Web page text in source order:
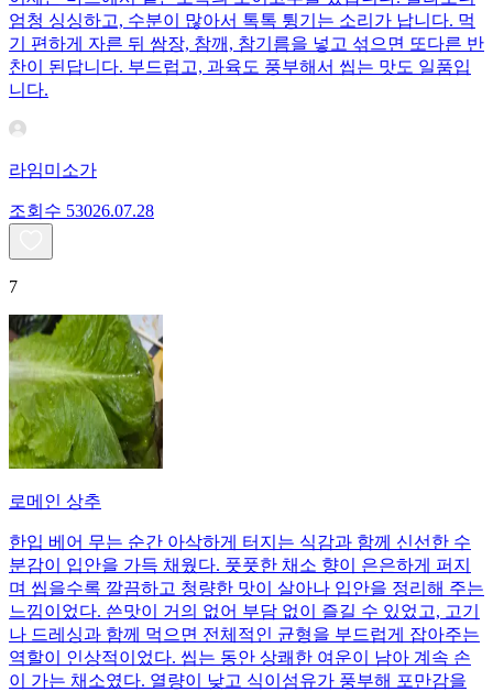
엄청 싱싱하고, 수분이 많아서 톡톡 튕기는 소리가 납니다. 먹
기 편하게 자른 뒤 쌈장, 참깨, 참기름을 넣고 섞으면 또다른 반
찬이 된답니다. 부드럽고, 과육도 풍부해서 씹는 맛도 일품입
니다.
라임미소가
조회수 53026.07.28
7
로메인 상추
한입 베어 무는 순간 아삭하게 터지는 식감과 함께 신선한 수
분감이 입안을 가득 채웠다. 풋풋한 채소 향이 은은하게 퍼지
며 씹을수록 깔끔하고 청량한 맛이 살아나 입안을 정리해 주는
느낌이었다. 쓴맛이 거의 없어 부담 없이 즐길 수 있었고, 고기
나 드레싱과 함께 먹으면 전체적인 균형을 부드럽게 잡아주는
역할이 인상적이었다. 씹는 동안 상쾌한 여운이 남아 계속 손
이 가는 채소였다. 열량이 낮고 식이섬유가 풍부해 포만감을